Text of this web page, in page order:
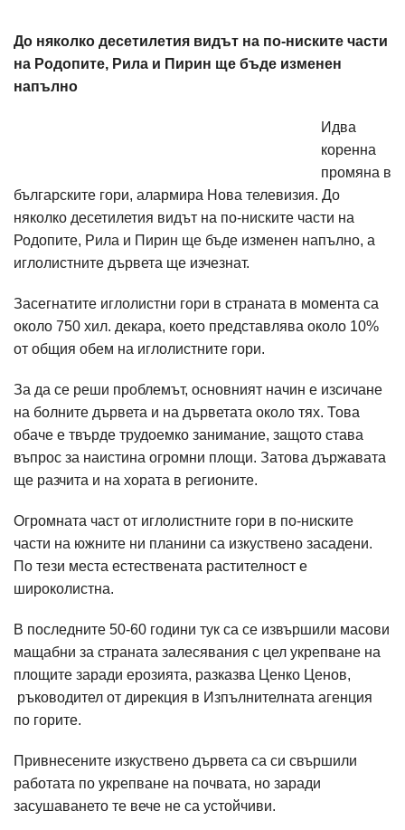
До няколко десетилетия видът на по-ниските части
на Родопите, Рила и Пирин ще бъде изменен
напълно
Идва
коренна
промяна в
българските гори, алармира Нова телевизия. До
няколко десетилетия видът на по-ниските части на
Родопите, Рила и Пирин ще бъде изменен напълно, а
иглолистните дървета ще изчезнат.
Засегнатите иглолистни гори в страната в момента са
около 750 хил. декара, което представлява около 10%
от общия обем на иглолистните гори.
За да се реши проблемът, основният начин е изсичане
на болните дървета и на дърветата около тях. Това
обаче е твърде трудоемко занимание, защото става
въпрос за наистина огромни площи. Затова държавата
ще разчита и на хората в регионите.
Огромната част от иглолистните гори в по-ниските
части на южните ни планини са изкуствено засадени.
По тези места естествената растителност е
широколистна.
В последните 50-60 години тук са се извършили масови
мащабни за страната залесявания с цел укрепване на
площите заради ерозията, разказва Ценко Ценов,
ръководител от дирекция в Изпълнителната агенция
по горите.
Привнесените изкуствено дървета са си свършили
работата по укрепване на почвата, но заради
засушаването те вече не са устойчиви.